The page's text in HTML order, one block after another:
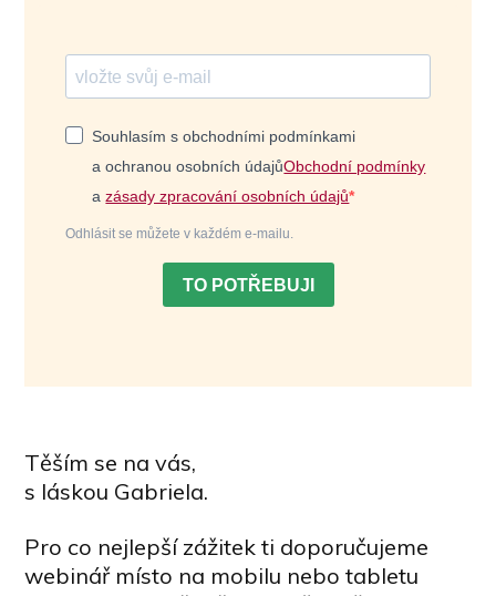
Souhlasím s obchodními podmínkami
a ochranou osobních údajůObchodní podmínky
azásady zpracování osobních údajů
Odhlásit se můžete v každém e-mailu.
TO POTŘEBUJI
Těším se na vás,
s láskou Gabriela.
Pro co nejlepší zážitek ti doporučujeme
webinář místo na mobilu nebo tabletu